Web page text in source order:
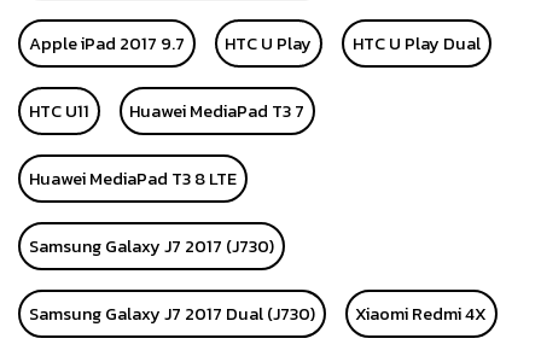
Apple iPad 2017 9.7 HTC U Play HTC U Play Dual
HTC U11 Huawei MediaPad T3 7
Huawei MediaPad T3 8 LTE
Samsung Galaxy J7 2017 (J730)
Samsung Galaxy J7 2017 Dual (J730) Xiaomi Redmi 4X